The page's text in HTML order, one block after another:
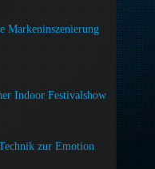
Markeninszenierung
Indoor Festivalshow
zur Emotion